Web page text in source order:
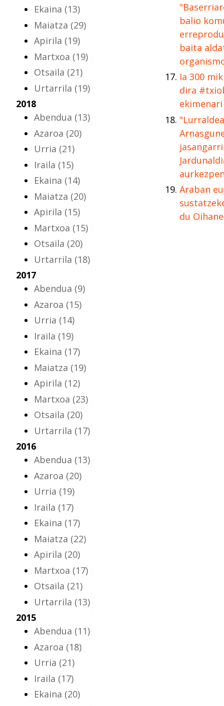
Ekaina (13)
Maiatza (29)
Apirila (19)
Martxoa (19)
Otsaila (21)
Urtarrila (19)
2018
Abendua (13)
Azaroa (20)
Urria (21)
Iraila (15)
Ekaina (14)
Maiatza (20)
Apirila (15)
Martxoa (15)
Otsaila (20)
Urtarrila (18)
2017
Abendua (9)
Azaroa (15)
Urria (14)
Iraila (19)
Ekaina (17)
Maiatza (19)
Apirila (12)
Martxoa (23)
Otsaila (20)
Urtarrila (17)
2016
Abendua (13)
Azaroa (20)
Urria (19)
Iraila (17)
Ekaina (17)
Maiatza (22)
Apirila (20)
Martxoa (17)
Otsaila (21)
Urtarrila (13)
2015
Abendua (11)
Azaroa (18)
Urria (21)
Iraila (17)
Ekaina (20)
balio
baita
Ia 300
dira
Araban
du